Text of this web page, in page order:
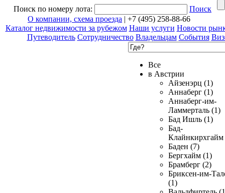
Поиск по номеру лота:
Поиск
О компании, схема проезда | +7 (495) 258-88-66
Каталог недвижимости за рубежом Наши услуги Новости
Путеводитель Сотрудничество Владельцам События
Все
в Австрии
Айзенэрц (1)
Аннаберг (1)
Аннаберг-им-
Ламмерталь (1)
Бад Ишль (1)
Бад-
Клайнкирхгайм
Баден (7)
Бергхайм (1)
Брамберг (2)
Бриксен-им-
(1)